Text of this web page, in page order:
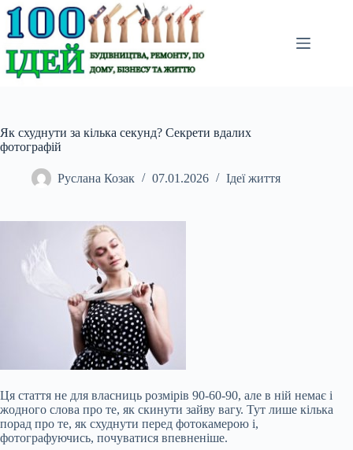
Перейти
до
вмісту
Як схуднути за кілька секунд? Секрети вдалих
фотографій
Руслана Козак 07.01.2026 Ідеї життя
Ця стаття не для власниць розмірів 90-60-90, але в ній немає і
жодного слова про те, як скинути зайву вагу. Тут лише кілька
порад про те, як схуднути перед фотокамерою і,
фотографуючись, почуватися впевненіше.